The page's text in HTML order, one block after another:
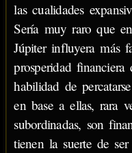
las cualidades
Sería muy raro que
Júpiter influyera más
prosperidad
habilidad de
en base a ellas, rara
subordinadas, son
tienen la suerte de